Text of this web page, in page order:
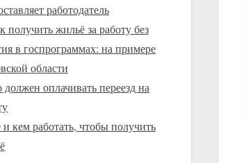
работодатель
получить жильё за работу без
в госпрограммах: на примере
области
оплачивать переезд на
кем работать, чтобы получить